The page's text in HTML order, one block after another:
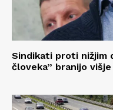
Sindikati proti nižjim
človeka” branijo